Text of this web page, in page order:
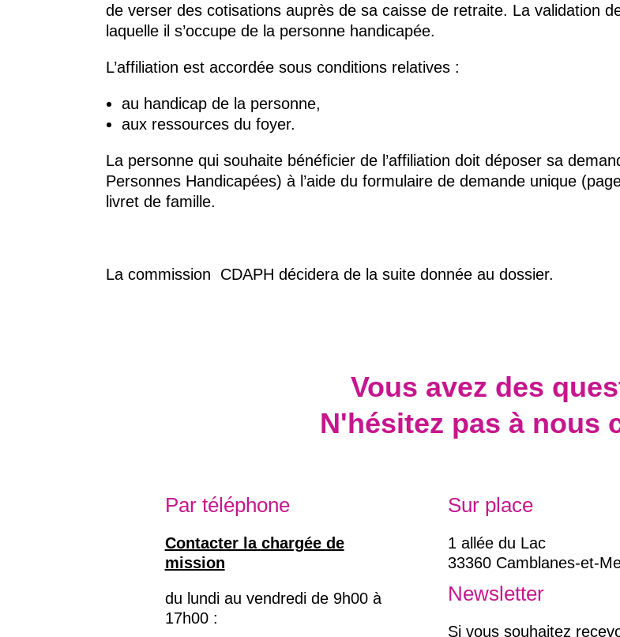
de verser des cotisations auprès de sa caisse de retraite. La validation
laquelle il s’occupe de la personne handicapée.
L’affiliation est accordée sous conditions relatives :
au handicap de la personne,
aux ressources du foyer.
La personne qui souhaite bénéficier de l’affiliation doit déposer sa
Personnes Handicapées) à l’aide du formulaire de demande unique
livret de famille.
La commission CDAPH décidera de la suite donnée au dossier.
Vous avez des
N'hésitez pas à nous
Par téléphone
Contacter la chargée de
mission
du lundi au vendredi de 9h00 à
17h00 :
Sur place
1 allée du Lac
33360 Camblanes-et-
Newsletter
Si vous souhaitez